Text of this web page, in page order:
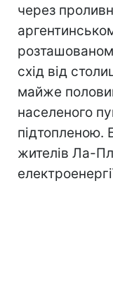
через
схід від
майже
населеного
підтопленою.
жителів Ла-